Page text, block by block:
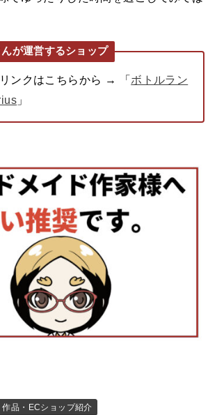
が運営するショップ
ンクはこちらから → 「ボトルラン
」
作品・ECショップ紹介